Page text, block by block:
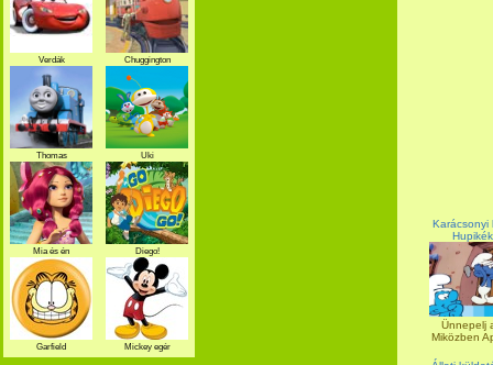
Karácsonyi
Ünnepelj
Miközben
Verdák Chuggington
Thomas Uki
Mia és én Diego!
Garfield Mickey egér